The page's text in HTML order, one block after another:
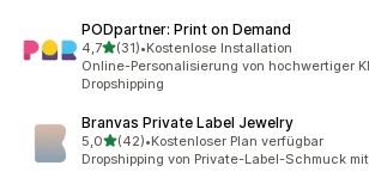
PODpartner: Print on Demand
4,7von 5 Sternen
(31)
31 Rezensionen insgesamt
•Kostenlose Installation
Online-Personalisierung von hochwertiger
Dropshipping
Branvas Private Label Jewelry
5,0von 5 Sternen
(42)
42 Rezensionen insgesamt
•Kostenloser Plan verfügbar
Dropshipping von Private-Label-Schmuck